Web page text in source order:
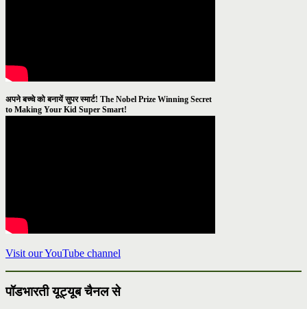
अपने बच्चे को बनायें सुपर स्मार्ट! The Nobel Prize Winning Secret
to Making Your Kid Super Smart!
Visit our YouTube channel
पॉडभारती यूट्यूब चैनल से